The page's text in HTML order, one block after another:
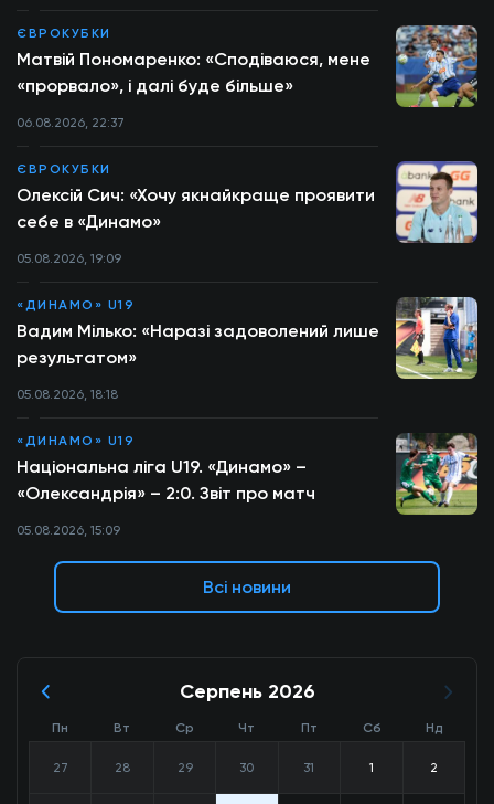
ЄВРОКУБКИ
Матвій Пономаренко: «Сподіваюся, мене
«прорвало», і далі буде більше»
06.08.2026, 22:37
ЄВРОКУБКИ
Олексій Сич: «Хочу якнайкраще проявити
себе в «Динамо»
05.08.2026, 19:09
«ДИНАМО» U19
Вадим Мілько: «Наразі задоволений лише
результатом»
05.08.2026, 18:18
«ДИНАМО» U19
Національна ліга U19. «Динамо» –
«Олександрія» – 2:0. Звіт про матч
05.08.2026, 15:09
Всі новини
Серпень 2026
Пн Вт Ср Чт Пт Сб Нд
27 28 29 30 31 1 2